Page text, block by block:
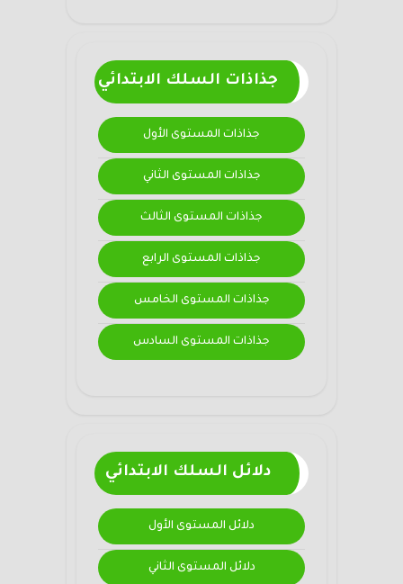
جذاذات السلك الابتدائي
جذاذات المستوى الأول
جذاذات المستوى الثاني
جذاذات المستوى الثالث
جذاذات المستوى الرابع
جذاذات المستوى الخامس
جذاذات المستوى السادس
دلائل السلك الابتدائي
دلائل المستوى الأول
دلائل المستوى الثاني